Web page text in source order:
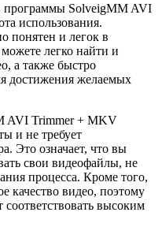
SolveigMM AVI
использования.
понятен и легок в
легко найти и
а также быстро
достижения желаемых
AVI Trimmer + MKV
и не требует
Это означает, что вы
свои видеофайлы, не
процесса. Кроме того,
качество видео, поэтому
высоким